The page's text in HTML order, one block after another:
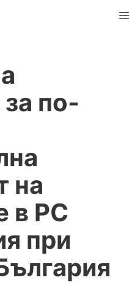
по-
на
в РС
при